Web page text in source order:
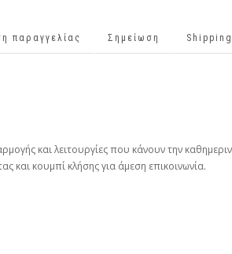
παραγγελίας Σημείωση
και λειτουργίες που κάνουν την
και κουμπί κλήσης για άμεση επικοινωνία.